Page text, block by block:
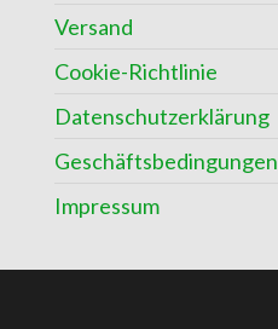
Versand
Cookie-Richtlinie
Datenschutzerklärung
Geschäftsbedingungen
Impressum